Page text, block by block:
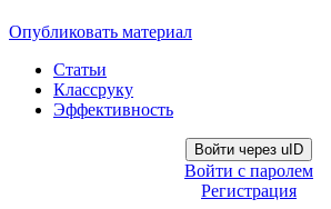
Опубликовать материал
Статьи
Классруку
Эффективность
Войти через uID
Войти с паролем
Регистрация